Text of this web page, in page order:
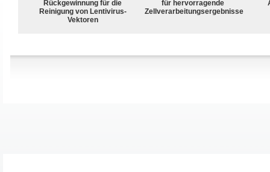
Rückgewinnung für die
Reinigung von Lentivirus-
Vektoren
für hervorragende
Zellverarbeitungsergebnisse